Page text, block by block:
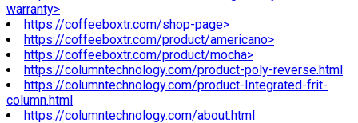
warranty>
https://coffeeboxtr.com/shop-page>
https://coffeeboxtr.com/product/americano>
https://coffeeboxtr.com/product/mocha>
https://columntechnology.com/product-poly-reverse.html
https://columntechnology.com/product-Integrated-frit-
column.html
https://columntechnology.com/about.html